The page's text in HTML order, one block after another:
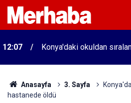
12:07 Konya'daki okuldan
Anasayfa 3. Sayfa
hastanede öldü